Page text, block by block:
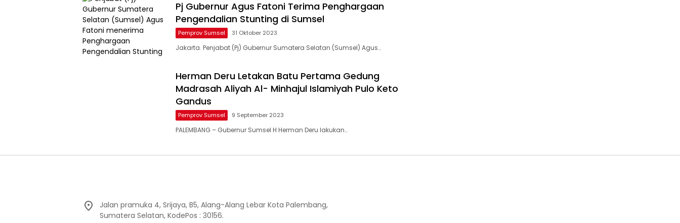
Pj Gubernur Agus Fatoni Terima Penghargaan
Pengendalian Stunting di Sumsel
Pemprov Sumsel 31 Oktober 2023
Jakarta. Penjabat (Pj) Gubernur Sumatera Selatan (Sumsel) Agus…
Herman Deru Letakan Batu Pertama Gedung
Madrasah Aliyah Al- Minhajul Islamiyah Pulo Keto
Gandus
Pemprov Sumsel 9 September 2023
PALEMBANG – Gubernur Sumsel H Herman Deru lakukan…
Jalan pramuka 4, Srijaya, B5, Alang-Alang Lebar Kota Palembang,
Sumatera Selatan, KodePos : 30156.